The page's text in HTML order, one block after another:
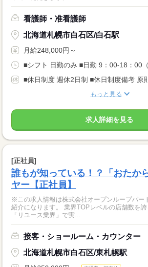
看護師・准看護師
北海道札幌市白石区/白石駅
月給248,000円～
■シフト 日勤のみ ■日勤 9：00-18：00（
■休日制度 週休2日制 ■休日制度備考 原
もっと見る
求人詳細を見る
[正社員]
誰もが知っている！？「おたか
ヤー【正社員】
※この求人情報は株式会社オープンループパー
紹介になります。 業界TOPレベルの店舗数を誇
「リユース業界」で実...
接客・ショールーム・カウンター
北海道札幌市白石区/東札幌駅